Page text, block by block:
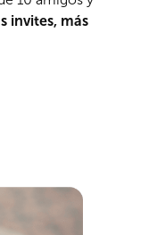
invites, más